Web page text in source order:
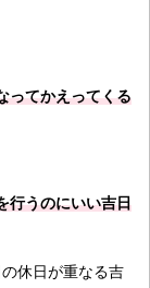
ってかえってくる
行うのにいい吉日
休日が重なる吉